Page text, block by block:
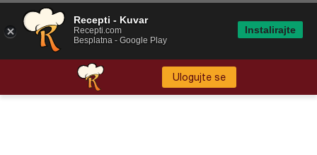
Ulogujte se
Recepti - Kuvar
Recepti.com
Besplatna - Google Play
Instalirajte